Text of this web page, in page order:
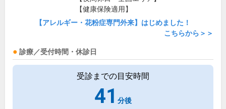
【健康保険適用】
【アレルギー・花粉症専門外来】はじめました！
こちらから＞＞
診療／受付時間・休診日
受診までの目安時間
41 分後